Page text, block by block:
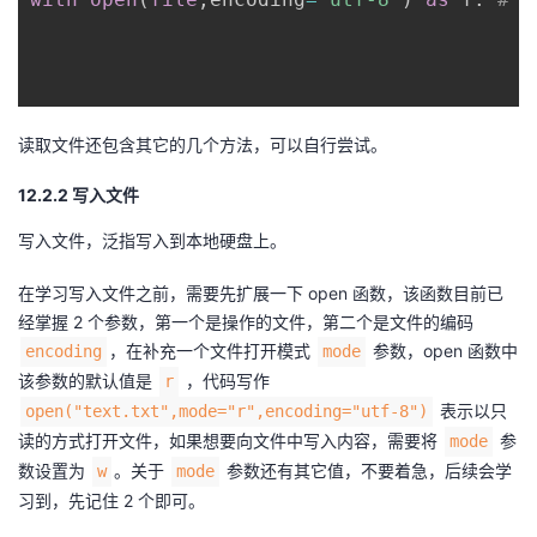
读取文件还包含其它的几个方法，可以自行尝试。
12.2.2 写入文件
写入文件，泛指写入到本地硬盘上。
在学习写入文件之前，需要先扩展一下 open 函数，该函数目前已
经掌握 2 个参数，第一个是操作的文件，第二个是文件的编码
encoding ，在补充一个文件打开模式 mode
参数，open 函数中
该参数的默认值是
r ，代码写作
open("text.txt",mode="r",encoding="utf-8")
表示以只
读的方式打开文件，如果想要向文件中写入内容，需要将
mode
参
数设置为
w 。关于 mode
参数还有其它值，不要着急，后续会学
习到，先记住 2 个即可。